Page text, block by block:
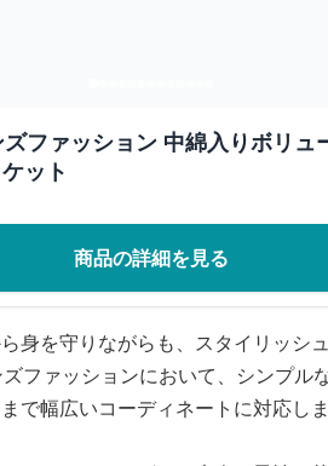
ファッション 中綿入りボリュ
ット
商品の詳細を見る
身を守りながらも、スタイリッシ
ファッションにおいて、シンプル
で幅広いコーディネートに対応しま